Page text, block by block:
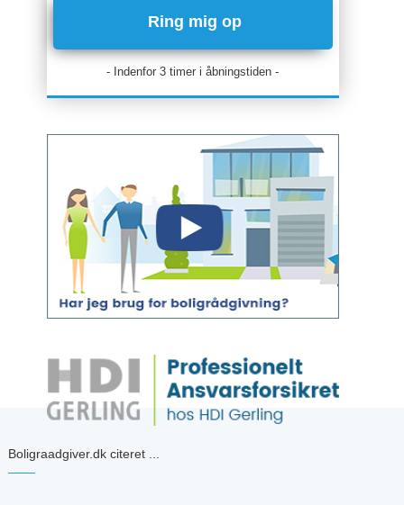
- Indenfor 3 timer i åbningstiden -
Boligraadgiver.dk citeret ...